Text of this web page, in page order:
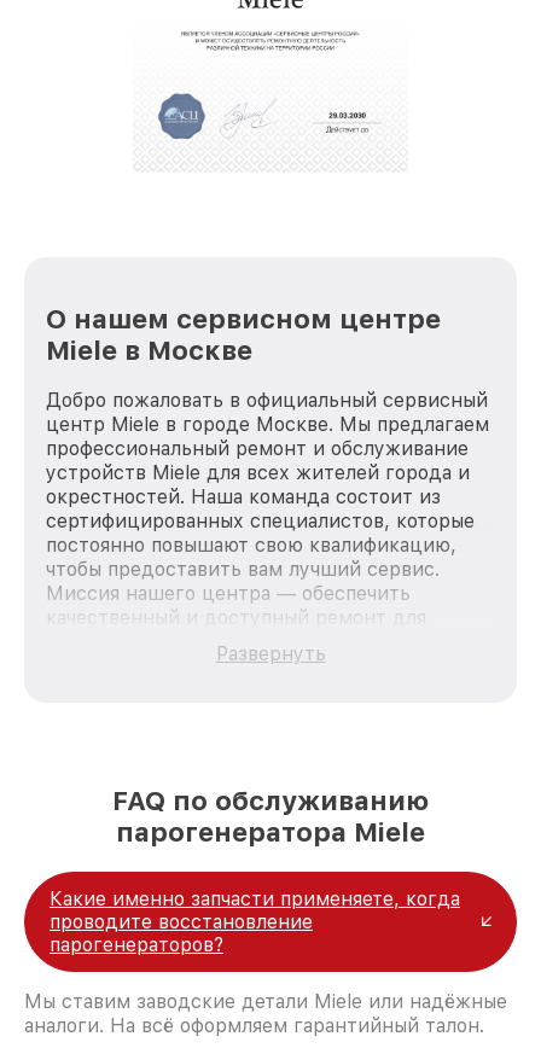
За годы своей деятельности мы получали только
репутацию. Мы постоянно совершенствуемся и
стараемся каждый день делать наш сервис еще
О нашем сервисном центре
Miele в Москве
Добро пожаловать в официальный сервисный
центр Miele в городе Москве. Мы предлагаем
профессиональный ремонт и обслуживание
устройств Miele для всех жителей города и
окрестностей. Наша команда состоит из
сертифицированных специалистов, которые
постоянно повышают свою квалификацию,
чтобы предоставить вам лучший сервис.
Миссия нашего центра — обеспечить
качественный и доступный ремонт для
каждого пользователя продукции Miele, вне
зависимости от сложности поломки. Мы
Москве, постоянно повышая уровень доверия
и лояльности наших клиентов.
Развернуть
FAQ по обслуживанию
парогенератора Miele
Какие именно запчасти применяете, когда
проводите восстановление
парогенераторов?
Мы ставим заводские детали Miele или надёжные
аналоги. На всё оформляем гарантийный талон.